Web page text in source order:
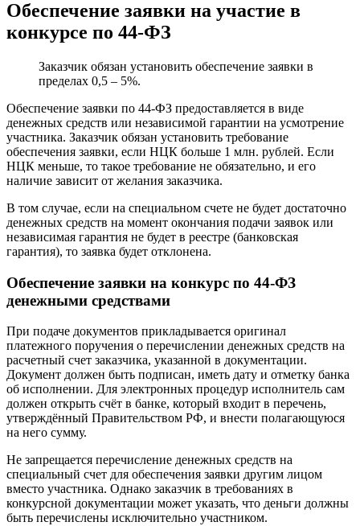
Обеспечение заявки на участие в
конкурсе по 44-ФЗ
Заказчик обязан установить обеспечение заявки в
пределах 0,5 – 5%.
Обеспечение заявки по 44-ФЗ предоставляется в виде
денежных средств или независимой гарантии на усмотрение
участника. Заказчик обязан установить требование
обеспечения заявки, если НЦК больше 1 млн. рублей. Если
НЦК меньше, то такое требование не обязательно, и его
наличие зависит от желания заказчика.
В том случае, если на специальном счете не будет достаточно
денежных средств на момент окончания подачи заявок или
независимая гарантия не будет в реестре (банковская
гарантия), то заявка будет отклонена.
Обеспечение заявки на конкурс по 44-ФЗ
денежными средствами
При подаче документов прикладывается оригинал
платежного поручения о перечислении денежных средств на
расчетный счет заказчика, указанной в документации.
Документ должен быть подписан, иметь дату и отметку банка
об исполнении. Для электронных процедур исполнитель сам
должен открыть счёт в банке, который входит в перечень,
утверждённый Правительством РФ, и внести полагающуюся
на него сумму.
Не запрещается перечисление денежных средств на
специальный счет для обеспечения заявки другим лицом
вместо участника. Однако заказчик в требованиях в
конкурсной документации может указать, что деньги должны
быть перечислены исключительно участником.